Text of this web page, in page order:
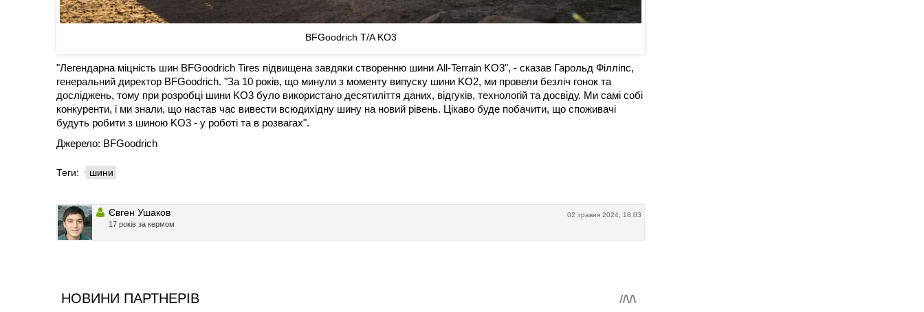
BFGoodrich T/A KO3
"Легендарна міцність шин BFGoodrich Tires підвищена завдяки створенню шини All-Terrain KO3", - сказав Гарольд Філліпс,
генеральний директор BFGoodrich. "За 10 років, що минули з моменту випуску шини KO2, ми провели безліч гонок та
досліджень, тому при розробці шини KO3 було використано десятиліття даних, відгуків, технологій та досвіду. Ми самі собі
конкуренти, і ми знали, що настав час вивести всюдихідну шину на новий рівень. Цікаво буде побачити, що споживачі
будуть робити з шиною KO3 - у роботі та в розвагах".
Джерело: BFGoodrich
Теги: шини
02 травня 2024, 18:03
Євген Ушаков
17 років за кермом